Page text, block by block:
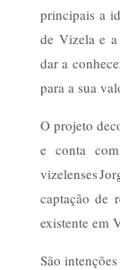
principais a
de Vizela e
dar a
para a sua
O projeto
e conta
vizelenses
captação de
existente em
São